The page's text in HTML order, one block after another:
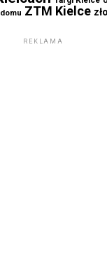
ZTM Kielce
REKLAMA